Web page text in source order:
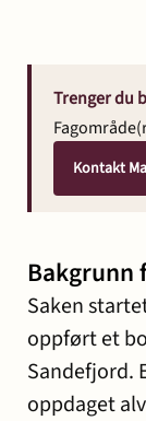
Trenger du
Kontakt
Bakgrunn
Saken
oppført et
Sandefjord.
oppdaget